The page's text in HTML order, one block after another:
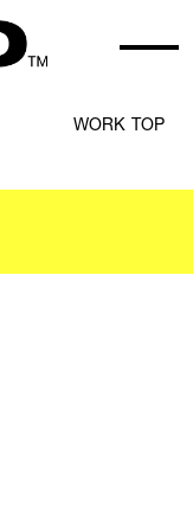
WORK TOP